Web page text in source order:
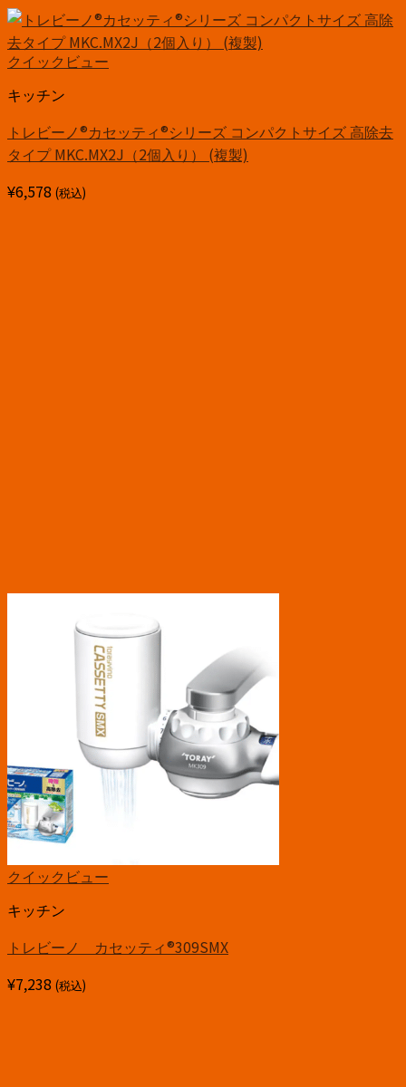
クイックビュー
キッチン
トレビーノ®カセッティ®シリーズ コンパクトサイズ 高除去
タイプ MKC.MX2J（2個入り） (複製)
¥6,578 (税込)
クイックビュー
キッチン
トレビーノ カセッティ®309SMX
¥7,238 (税込)